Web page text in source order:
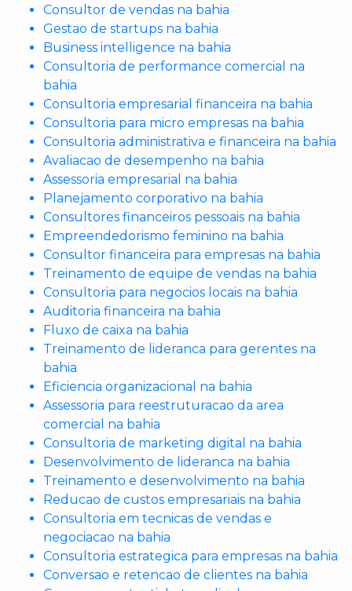
Consultor de vendas na bahia
Gestao de startups na bahia
Business intelligence na bahia
Consultoria de performance comercial na
bahia
Consultoria empresarial financeira na bahia
Consultoria para micro empresas na bahia
Consultoria administrativa e financeira na bahia
Avaliacao de desempenho na bahia
Assessoria empresarial na bahia
Planejamento corporativo na bahia
Consultores financeiros pessoais na bahia
Empreendedorismo feminino na bahia
Consultor financeira para empresas na bahia
Treinamento de equipe de vendas na bahia
Consultoria para negocios locais na bahia
Auditoria financeira na bahia
Fluxo de caixa na bahia
Treinamento de lideranca para gerentes na
bahia
Eficiencia organizacional na bahia
Assessoria para reestruturacao da area
comercial na bahia
Consultoria de marketing digital na bahia
Desenvolvimento de lideranca na bahia
Treinamento e desenvolvimento na bahia
Reducao de custos empresariais na bahia
Consultoria em tecnicas de vendas e
negociacao na bahia
Consultoria estrategica para empresas na bahia
Conversao e retencao de clientes na bahia